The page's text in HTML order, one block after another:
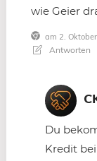
wie Geier
am 2.
Antworten
Du
Kredit